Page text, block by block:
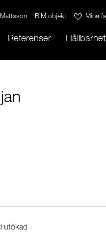
BIM objekt Mina
Referenser Hållbarhet
utökad